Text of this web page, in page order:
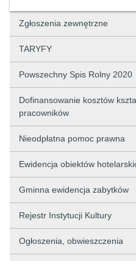
Zgłoszenia zewnętrzne
TARYFY
Powszechny Spis Rolny 2020
Dofinansowanie kosztów
pracowników
Nieodpłatna pomoc prawna
Ewidencja obiektów
Gminna ewidencja zabytków
Rejestr Instytucji Kultury
Ogłoszenia, obwieszczenia